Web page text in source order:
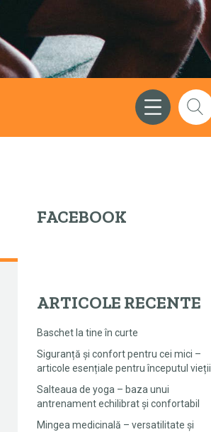
FACEBOOK
ARTICOLE RECENTE
Baschet la tine în curte
Siguranță și confort pentru cei mici –
articole esențiale pentru începutul vieții
Salteaua de yoga – baza unui
antrenament echilibrat și confortabil
Mingea medicinală – versatilitate și